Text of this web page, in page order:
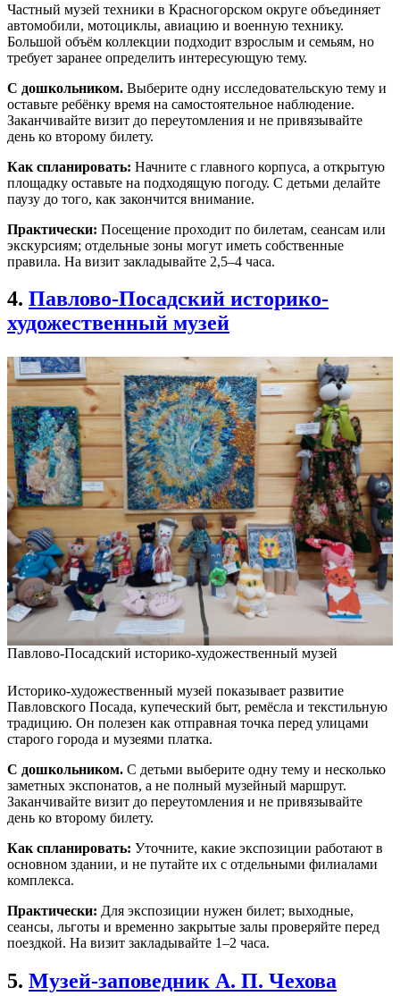
Частный музей техники в Красногорском округе объединяет
автомобили, мотоциклы, авиацию и военную технику.
Большой объём коллекции подходит взрослым и семьям, но
требует заранее определить интересующую тему.
С дошкольником. Выберите одну исследовательскую тему и
оставьте ребёнку время на самостоятельное наблюдение.
Заканчивайте визит до переутомления и не привязывайте
день ко второму билету.
Как спланировать: Начните с главного корпуса, а открытую
площадку оставьте на подходящую погоду. С детьми делайте
паузу до того, как закончится внимание.
Практически: Посещение проходит по билетам, сеансам или
экскурсиям; отдельные зоны могут иметь собственные
правила. На визит закладывайте 2,5–4 часа.
4. Павлово-Посадский историко-
художественный музей
Павлово-Посадский историко-художественный музей
Историко-художественный музей показывает развитие
Павловского Посада, купеческий быт, ремёсла и текстильную
традицию. Он полезен как отправная точка перед улицами
старого города и музеями платка.
С дошкольником. С детьми выберите одну тему и несколько
заметных экспонатов, а не полный музейный маршрут.
Заканчивайте визит до переутомления и не привязывайте
день ко второму билету.
Как спланировать: Уточните, какие экспозиции работают в
основном здании, и не путайте их с отдельными филиалами
комплекса.
Практически: Для экспозиции нужен билет; выходные,
сеансы, льготы и временно закрытые залы проверяйте перед
поездкой. На визит закладывайте 1–2 часа.
5. Музей-заповедник А. П. Чехова